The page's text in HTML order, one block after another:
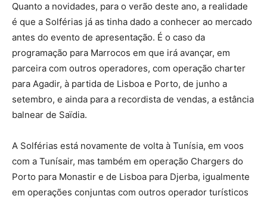
Quanto a novidades, para o verão deste ano, a realidade
é que a Solférias já as tinha dado a conhecer ao mercado
antes do evento de apresentação. É o caso da
programação para Marrocos em que irá avançar, em
parceira com outros operadores, com operação charter
para Agadir, à partida de Lisboa e Porto, de junho a
setembro, e ainda para a recordista de vendas, a estância
balnear de Saïdia.
A Solférias está novamente de volta à Tunísia, em voos
com a Tunísair, mas também em operação Chargers do
Porto para Monastir e de Lisboa para Djerba, igualmente
em operações conjuntas com outros operador turísticos